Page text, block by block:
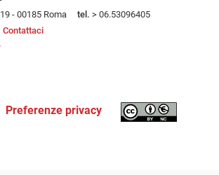
- 00185 Roma tel. > 06.53096405
Contattaci
Preferenze privacy